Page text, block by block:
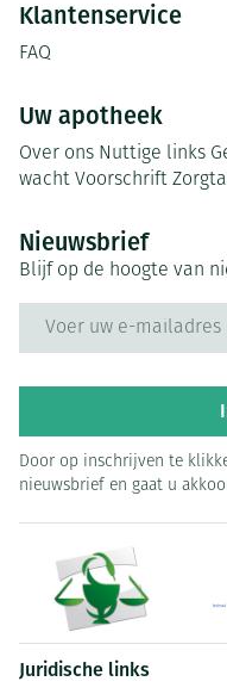
Klantenservice
FAQ
Uw apotheek
Over ons Nuttige links
wacht Voorschrift
Nieuwsbrief
Blijf op de hoogte van
Door op inschrijven te
nieuwsbrief en gaat u
Juridische links